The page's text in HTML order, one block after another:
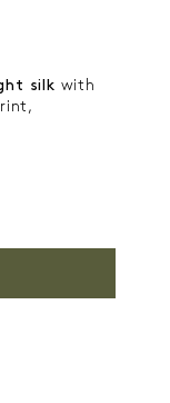
silk with